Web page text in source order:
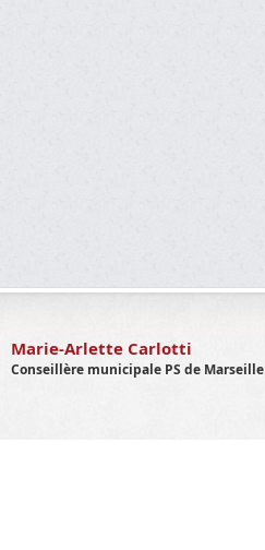
Marie-Arlette Carlotti
Conseillère municipale PS de Marseille